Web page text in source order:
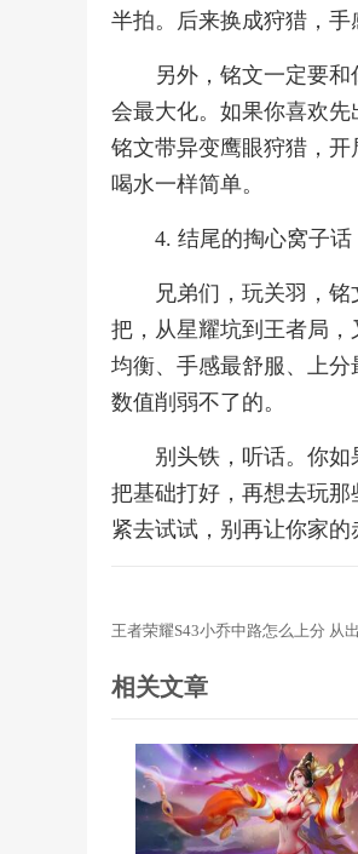
半拍。后来换成狩猎，手
另外，铭文一定要
会最大化。如果你喜欢先
铭文带异变鹰眼狩猎，
喝水一样简单。
4. 结尾的掏心窝子话
兄弟们，玩关羽，
把，从星耀坑到王者局
均衡、手感最舒服、上
数值削弱不了的。
别头铁，听话。你
把基础打好，再想去玩
紧去试试，别再让你家的
王者荣耀S43小乔中路怎么上分 从
相关文章